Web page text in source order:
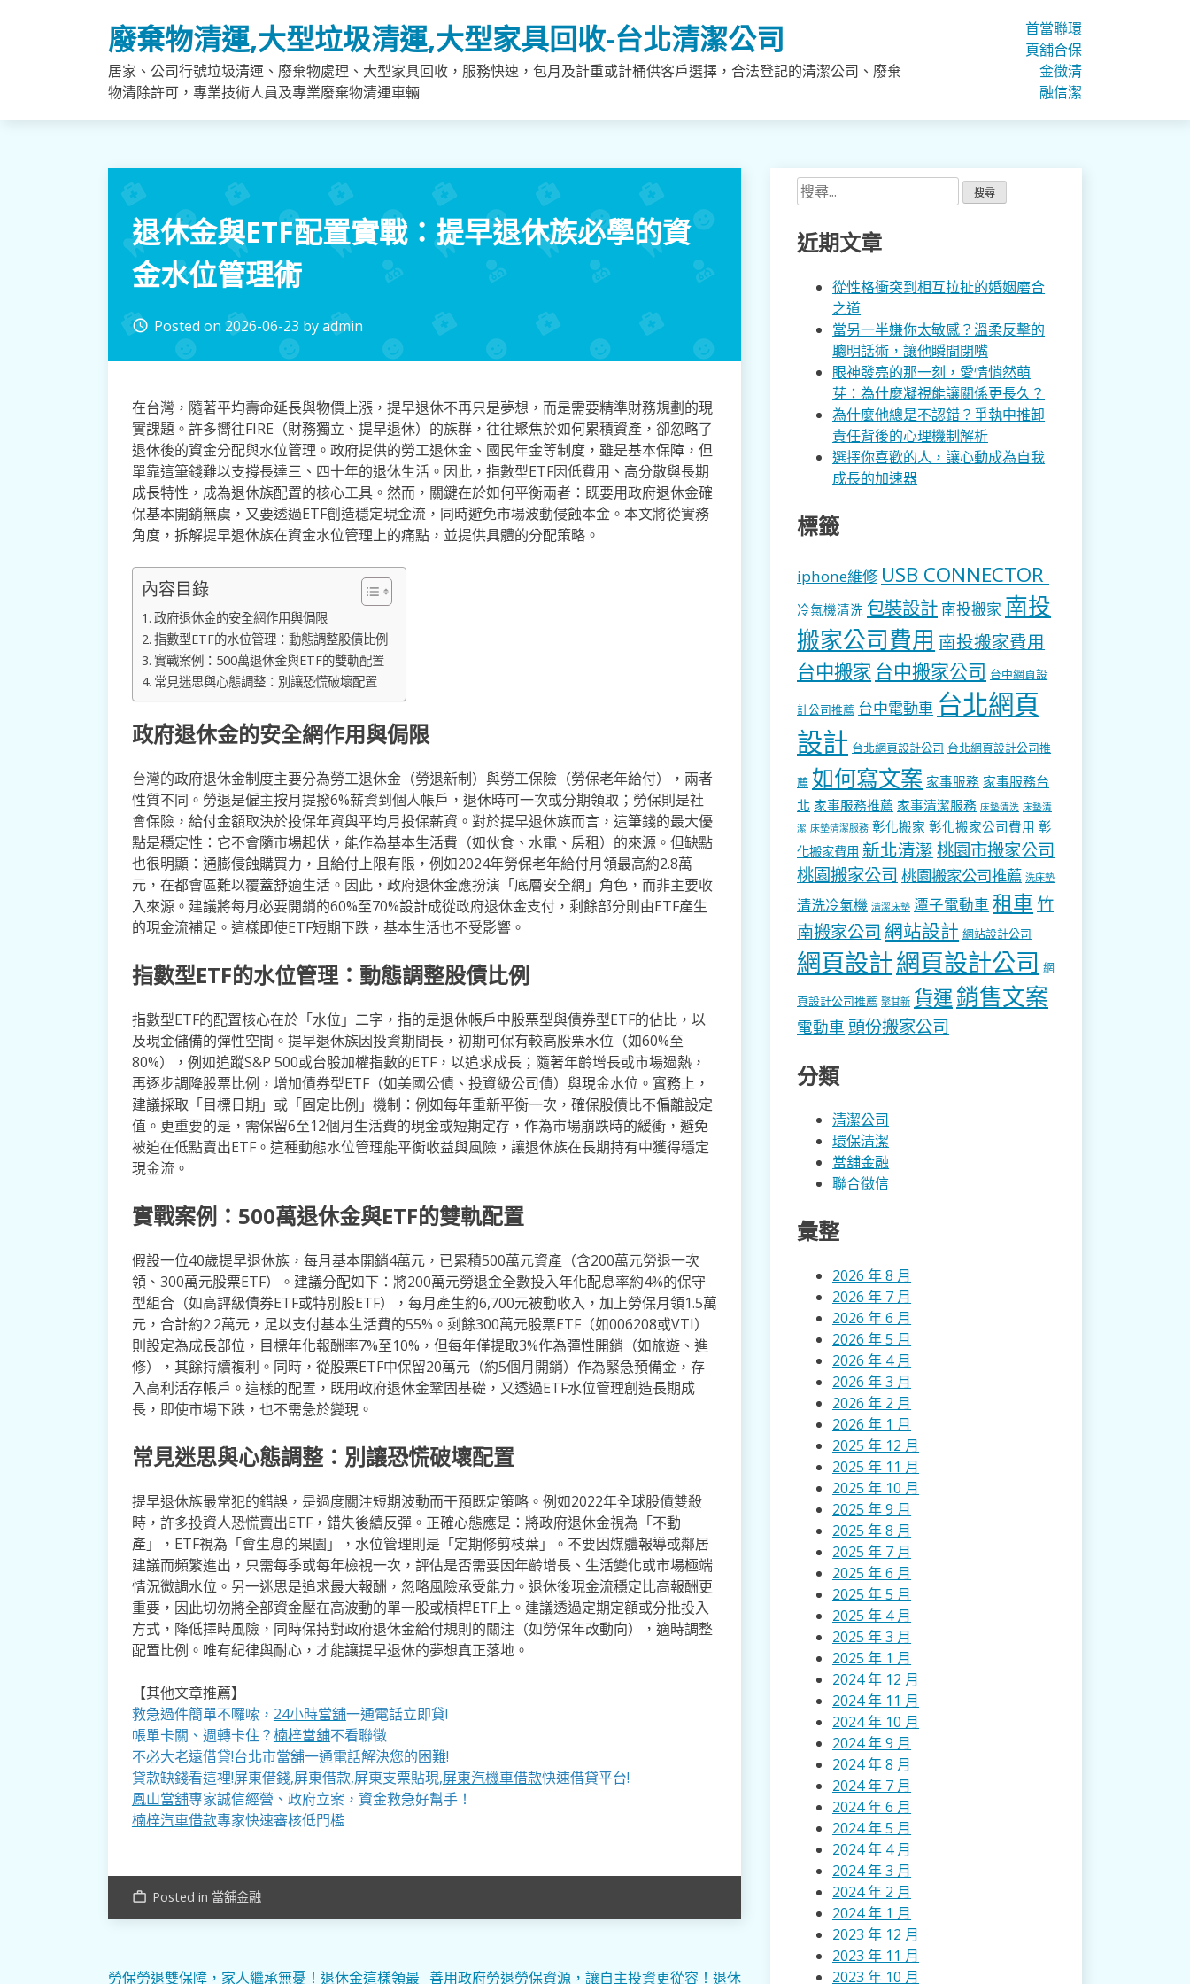
廢棄物清運,大型垃圾清運,大型家具回收-台北清潔公司
居家、公司行號垃圾清運、廢棄物處理、大型家具回收，服務快速，包月及計重或計桶供客戶選擇，合法登記的清潔公司、廢棄
物清除許可，專業技術人員及專業廢棄物清運車輛
首
頁
當
舖
金
融
聯
合
徵
信
環
保
清
潔
退休金與ETF配置實戰：提早退休族必學的資
金水位管理術
access_time Posted on2026-06-23 byadmin
在台灣，隨著平均壽命延長與物價上漲，提早退休不再只是夢想，而是需要精準財務規劃的現
實課題。許多嚮往FIRE（財務獨立、提早退休）的族群，往往聚焦於如何累積資產，卻忽略了
退休後的資金分配與水位管理。政府提供的勞工退休金、國民年金等制度，雖是基本保障，但
單靠這筆錢難以支撐長達三、四十年的退休生活。因此，指數型ETF因低費用、高分散與長期
成長特性，成為退休族配置的核心工具。然而，關鍵在於如何平衡兩者：既要用政府退休金確
保基本開銷無虞，又要透過ETF創造穩定現金流，同時避免市場波動侵蝕本金。本文將從實務
角度，拆解提早退休族在資金水位管理上的痛點，並提供具體的分配策略。
內容目錄
政府退休金的安全網作用與侷限
指數型ETF的水位管理：動態調整股債比例
實戰案例：500萬退休金與ETF的雙軌配置
常見迷思與心態調整：別讓恐慌破壞配置
政府退休金的安全網作用與侷限
台灣的政府退休金制度主要分為勞工退休金（勞退新制）與勞工保險（勞保老年給付），兩者
性質不同。勞退是僱主按月提撥6%薪資到個人帳戶，退休時可一次或分期領取；勞保則是社
會保險，給付金額取決於投保年資與平均月投保薪資。對於提早退休族而言，這筆錢的最大優
點是穩定性：它不會隨市場起伏，能作為基本生活費（如伙食、水電、房租）的來源。但缺點
也很明顯：通膨侵蝕購買力，且給付上限有限，例如2024年勞保老年給付月領最高約2.8萬
元，在都會區難以覆蓋舒適生活。因此，政府退休金應扮演「底層安全網」角色，而非主要收
入來源。建議將每月必要開銷的60%至70%設計成從政府退休金支付，剩餘部分則由ETF產生
的現金流補足。這樣即使ETF短期下跌，基本生活也不受影響。
指數型ETF的水位管理：動態調整股債比例
指數型ETF的配置核心在於「水位」二字，指的是退休帳戶中股票型與債券型ETF的佔比，以
及現金儲備的彈性空間。提早退休族因投資期間長，初期可保有較高股票水位（如60%至
80%），例如追蹤S&P 500或台股加權指數的ETF，以追求成長；隨著年齡增長或市場過熱，
再逐步調降股票比例，增加債券型ETF（如美國公債、投資級公司債）與現金水位。實務上，
建議採取「目標日期」或「固定比例」機制：例如每年重新平衡一次，確保股債比不偏離設定
值。更重要的是，需保留6至12個月生活費的現金或短期定存，作為市場崩跌時的緩衝，避免
被迫在低點賣出ETF。這種動態水位管理能平衡收益與風險，讓退休族在長期持有中獲得穩定
現金流。
實戰案例：500萬退休金與ETF的雙軌配置
假設一位40歲提早退休族，每月基本開銷4萬元，已累積500萬元資產（含200萬元勞退一次
領、300萬元股票ETF）。建議分配如下：將200萬元勞退金全數投入年化配息率約4%的保守
型組合（如高評級債券ETF或特別股ETF），每月產生約6,700元被動收入，加上勞保月領1.5萬
元，合計約2.2萬元，足以支付基本生活費的55%。剩餘300萬元股票ETF（如006208或VTI）
則設定為成長部位，目標年化報酬率7%至10%，但每年僅提取3%作為彈性開銷（如旅遊、進
修），其餘持續複利。同時，從股票ETF中保留20萬元（約5個月開銷）作為緊急預備金，存
入高利活存帳戶。這樣的配置，既用政府退休金鞏固基礎，又透過ETF水位管理創造長期成
長，即使市場下跌，也不需急於變現。
常見迷思與心態調整：別讓恐慌破壞配置
提早退休族最常犯的錯誤，是過度關注短期波動而干預既定策略。例如2022年全球股債雙殺
時，許多投資人恐慌賣出ETF，錯失後續反彈。正確心態應是：將政府退休金視為「不動
產」，ETF視為「會生息的果園」，水位管理則是「定期修剪枝葉」。不要因媒體報導或鄰居
建議而頻繁進出，只需每季或每年檢視一次，評估是否需要因年齡增長、生活變化或市場極端
情況微調水位。另一迷思是追求最大報酬，忽略風險承受能力。退休後現金流穩定比高報酬更
重要，因此切勿將全部資金壓在高波動的單一股或槓桿ETF上。建議透過定期定額或分批投入
方式，降低擇時風險，同時保持對政府退休金給付規則的關注（如勞保年改動向），適時調整
配置比例。唯有紀律與耐心，才能讓提早退休的夢想真正落地。
【其他文章推薦】
救急過件簡單不囉嗦， 24小時當舖一通電話立即貸!
帳單卡關、週轉卡住？楠梓當舖不看聯徵
不必大老遠借貸!台北市當舖一通電話解決您的困難!
貸款缺錢看這裡!屏東借錢,屏東借款,屏東支票貼現,屏東汽機車借款快速借貸平台!
鳳山當舖專家誠信經營、政府立案，資金救急好幫手！
楠梓汽車借款專家快速審核低門檻
work_outline Posted in 當舖金融
勞保勞退雙保障，家人繼承無憂！退休金這樣領最 善用政府勞退勞保資源，讓自主投資更從容！退休
搜
尋
關
鍵
近期文章
從性格衝突到相互拉扯的婚姻磨合
之道
當另一半嫌你太敏感？溫柔反擊的
聰明話術，讓他瞬間閉嘴
眼神發亮的那一刻，愛情悄然萌
芽：為什麼凝視能讓關係更長久？
為什麼他總是不認錯？爭執中推卸
責任背後的心理機制解析
選擇你喜歡的人，讓心動成為自我
成長的加速器
標籤
iphone維修 USB CONNECTOR
冷氣機清洗 包裝設計 南投搬家 南投
搬家公司費用 南投搬家費用
台中搬家 台中搬家公司 台中網頁設
計公司推薦 台中電動車 台北網頁
設計 台北網頁設計公司 台北網頁設計公司推
薦 如何寫文案 家事服務 家事服務台
北 家事服務推薦 家事清潔服務 床墊清洗 床墊清
潔 床墊清潔服務 彰化搬家 彰化搬家公司費用 彰
化搬家費用 新北清潔 桃園市搬家公司
桃園搬家公司 桃園搬家公司推薦 洗床墊
清洗冷氣機 清潔床墊 潭子電動車 租車竹
南搬家公司 網站設計 網站設計公司
網頁設計網頁設計公司 網
頁設計公司推薦 聚甘新 貨運銷售文案
電動車 頭份搬家公司
分類
清潔公司
環保清潔
當舖金融
聯合徵信
彙整
2026 年 8 月
2026 年 7 月
2026 年 6 月
2026 年 5 月
2026 年 4 月
2026 年 3 月
2026 年 2 月
2026 年 1 月
2025 年 12 月
2025 年 11 月
2025 年 10 月
2025 年 9 月
2025 年 8 月
2025 年 7 月
2025 年 6 月
2025 年 5 月
2025 年 4 月
2025 年 3 月
2025 年 1 月
2024 年 12 月
2024 年 11 月
2024 年 10 月
2024 年 9 月
2024 年 8 月
2024 年 7 月
2024 年 6 月
2024 年 5 月
2024 年 4 月
2024 年 3 月
2024 年 2 月
2024 年 1 月
2023 年 12 月
2023 年 11 月
2023 年 10 月